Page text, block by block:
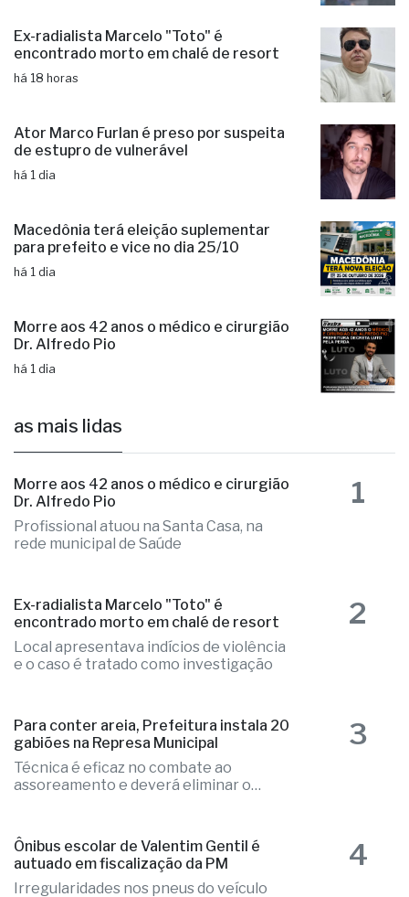
Ex-radialista Marcelo "Toto" é
encontrado morto em chalé de resort
há 18 horas
Ator Marco Furlan é preso por suspeita
de estupro de vulnerável
há 1 dia
Macedônia terá eleição suplementar
para prefeito e vice no dia 25/10
há 1 dia
Morre aos 42 anos o médico e cirurgião
Dr. Alfredo Pio
há 1 dia
as mais lidas
Morre aos 42 anos o médico e cirurgião
Dr. Alfredo Pio
Profissional atuou na Santa Casa, na
rede municipal de Saúde
1
Ex-radialista Marcelo "Toto" é
encontrado morto em chalé de resort
Local apresentava indícios de violência
e o caso é tratado como investigação
2
Para conter areia, Prefeitura instala 20
gabiões na Represa Municipal
Técnica é eficaz no combate ao
assoreamento e deverá eliminar o
3
Ônibus escolar de Valentim Gentil é
autuado em fiscalização da PM
Irregularidades nos pneus do veículo
4